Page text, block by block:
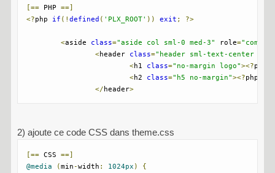
[== PHP ==]
<?php if (! defined ( 'PLX_ROOT' )) exit ; ?>
<aside class="aside col sml-0 med-3" role=
<header class="header sml-text-center
<h1 class="no-margin logo"><?php
<h2 class="h5 no-margin"><?php
</ header>
2) ajoute ce code CSS dans theme.css
[== CSS ==]
@media
(min-width : 1024px )
{